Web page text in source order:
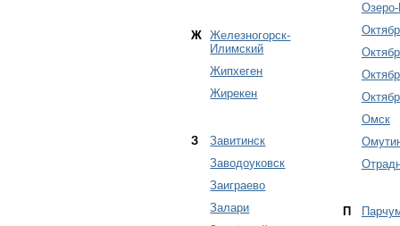
Ж
Железногорск-
Илимский
Жипхеген
Жирекен
З
Завитинск
Заводоуковск
Заиграево
Залари
Омск
П